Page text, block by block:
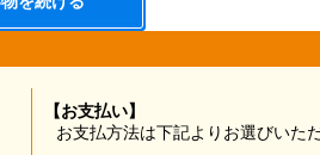
【お支払い】
お支払方法は下記よりお選びいた